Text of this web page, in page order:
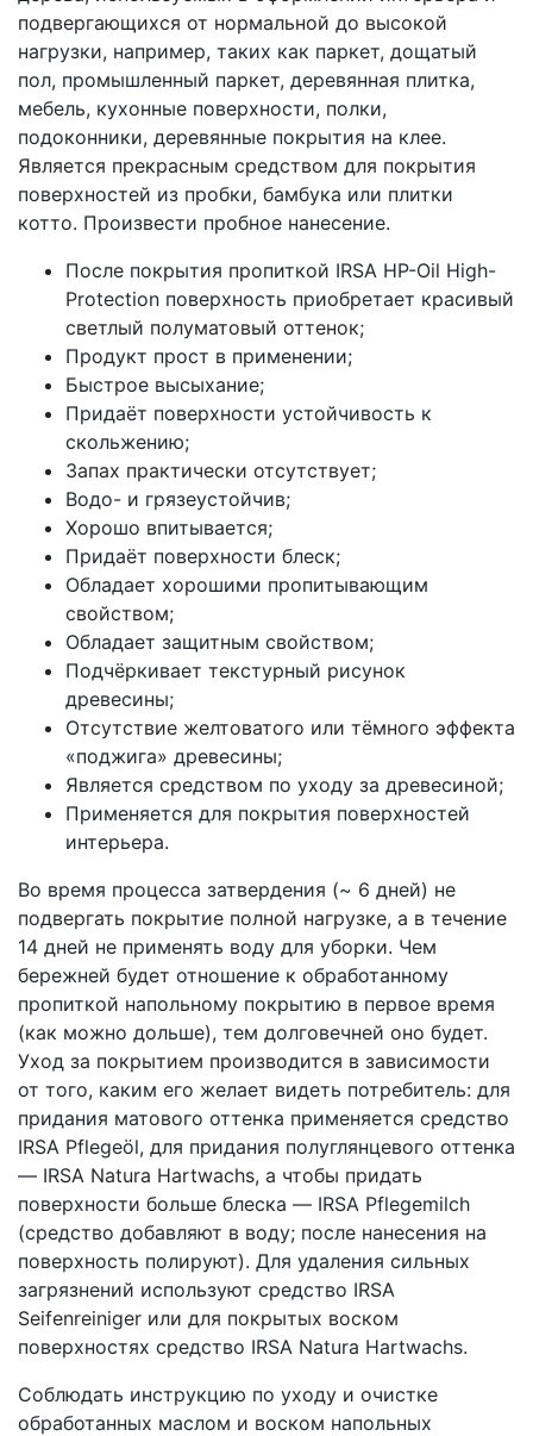
подвергающихся от нормальной до высокой
нагрузки, например, таких как паркет, дощатый
пол, промышленный паркет, деревянная плитка,
мебель, кухонные поверхности, полки,
подоконники, деревянные покрытия на клее.
Является прекрасным средством для покрытия
поверхностей из пробки, бамбука или плитки
котто. Произвести пробное нанесение.
После покрытия пропиткой IRSA HP-Oil High-
Protection поверхность приобретает красивый
светлый полуматовый оттенок;
Продукт прост в применении;
Быстрое высыхание;
Придаёт поверхности устойчивость к
скольжению;
Запах практически отсутствует;
Водо- и грязеустойчив;
Хорошо впитывается;
Придаёт поверхности блеск;
Обладает хорошими пропитывающим
свойством;
Обладает защитным свойством;
Подчёркивает текстурный рисунок
древесины;
Отсутствие желтоватого или тёмного эффекта
«поджига» древесины;
Является средством по уходу за древесиной;
Применяется для покрытия поверхностей
интерьера.
Во время процесса затвердения (~ 6 дней) не
подвергать покрытие полной нагрузке, а в течение
14 дней не применять воду для уборки. Чем
бережней будет отношение к обработанному
пропиткой напольному покрытию в первое время
(как можно дольше), тем долговечней оно будет.
Уход за покрытием производится в зависимости
от того, каким его желает видеть потребитель: для
придания матового оттенка применяется средство
IRSA Pflegeöl, для придания полуглянцевого оттенка
— IRSA Natura Hartwachs, а чтобы придать
поверхности больше блеска — IRSA Pflegemilch
(средство добавляют в воду; после нанесения на
поверхность полируют). Для удаления сильных
загрязнений используют средство IRSA
Seifenreiniger или для покрытых воском
поверхностях средство IRSA Natura Hartwachs.
Соблюдать инструкцию по уходу и очистке
обработанных маслом и воском напольных